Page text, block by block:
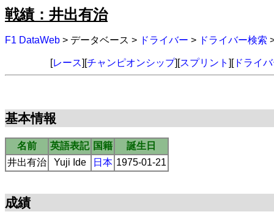
戦績：井出有治
F1 DataWeb > データベース > ドライバー > ドライバー検索
[レース][チャンピオンシップ][スプリント ][ドライ
基本情報
名前 英語表記 国籍
誕生日
井出有治
Yuji Ide 日本 1975-01-21
成績